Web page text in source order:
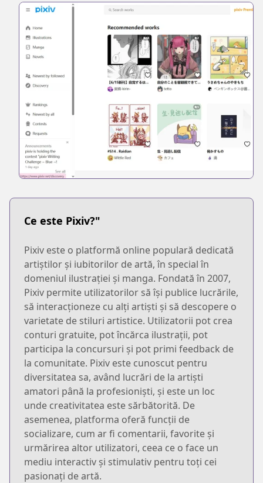
Ce este Pixiv?"
Pixiv este o platformă online populară dedicată
artiștilor și iubitorilor de artă, în special în
domeniul ilustrației și manga. Fondată în 2007,
Pixiv permite utilizatorilor să își publice lucrările,
să interacționeze cu alți artiști și să descopere o
varietate de stiluri artistice. Utilizatorii pot crea
conturi gratuite, pot încărca ilustrații, pot
participa la concursuri și pot primi feedback de
la comunitate. Pixiv este cunoscut pentru
diversitatea sa, având lucrări de la artiști
amatori până la profesioniști, și este un loc
unde creativitatea este sărbătorită. De
asemenea, platforma oferă funcții de
socializare, cum ar fi comentarii, favorite și
urmărirea altor utilizatori, ceea ce o face un
mediu interactiv și stimulativ pentru toți cei
pasionați de artă.